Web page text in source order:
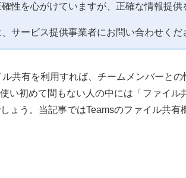
性を心がけていますが、正確な情報提供
サービス提供事業者にお問い合わせくだ
ル共有を利用すれば、チームメンバーと
い初めて間もない人の中には「ファイル
ょう。当記事ではTeamsのファイル共有